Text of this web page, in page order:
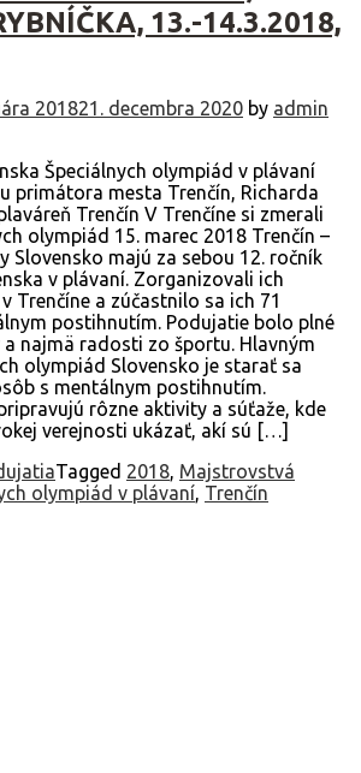
13.-14.3.2018,
201821. decembra 2020 by admin
Špeciálnych olympiád v plávaní
primátora mesta Trenčín, Richarda
Trenčín V Trenčíne si zmerali
olympiád 15. marec 2018 Trenčín –
Slovensko majú za sebou 12. ročník
v plávaní. Zorganizovali ich
Trenčíne a zúčastnilo sa ich 71
postihnutím. Podujatie bolo plné
najmä radosti zo športu. Hlavným
olympiád Slovensko je starať sa
s mentálnym postihnutím.
rôzne aktivity a súťaže, kde
verejnosti ukázať, akí sú […]
Tagged 2018 Majstrovstvá
olympiád v plávaní Trenčín